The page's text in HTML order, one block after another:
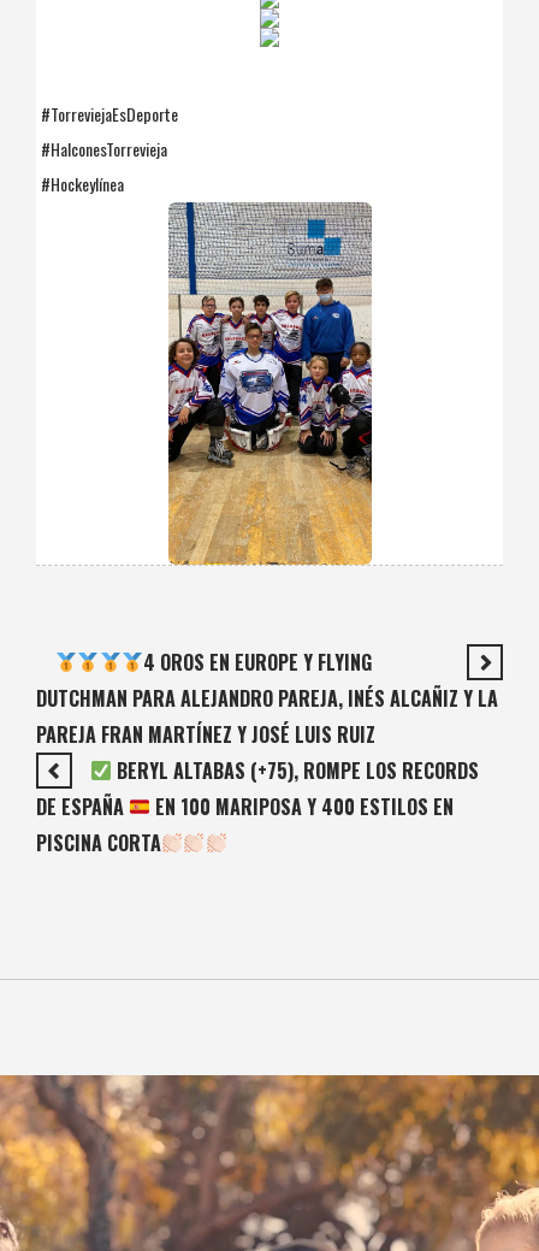
#TorreviejaEsDeporte
#HalconesTorrevieja
#Hockeylínea
4 OROS EN EUROPE Y FLYING
DUTCHMAN PARA ALEJANDRO PAREJA, INÉS ALCAÑIZ Y LA
PAREJA FRAN MARTÍNEZ Y JOSÉ LUIS RUIZ
BERYL ALTABAS (+75), ROMPE LOS RECORDS
DE ESPAÑA
EN 100 MARIPOSA Y 400 ESTILOS EN
PISCINA CORTA